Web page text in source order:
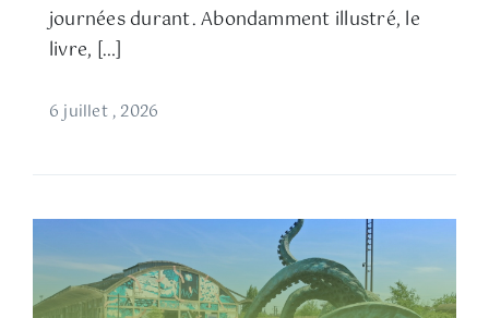
journées durant. Abondamment illustré, le
livre, […]
6 juillet , 2026